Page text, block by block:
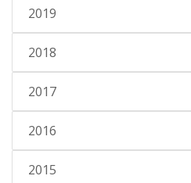
2019
2018
2017
2016
2015